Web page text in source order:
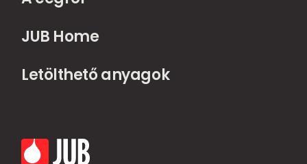
JUB Home
Letölthető anyagok